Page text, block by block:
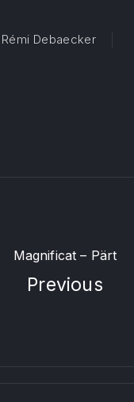
Rémi Debaecker
Magnificat – Pärt
Previous